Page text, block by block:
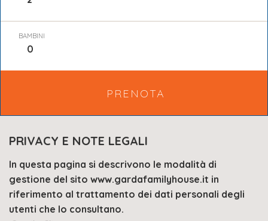
BAMBINI
PRENOTA
PRIVACY E NOTE LEGALI
In questa pagina si descrivono le modalità di
gestione del sito www.gardafamilyhouse.it in
riferimento al trattamento dei dati personali degli
utenti che lo consultano.